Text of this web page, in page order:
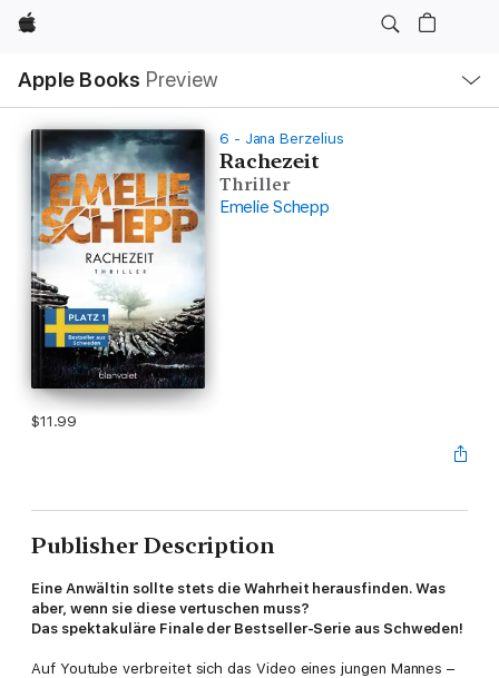
Apple
Apple Books Preview
Nav
Open
Menu
6 - Jana Berzelius
Rachezeit
Thriller
Emelie Schepp
$11.99
Publisher Description
Eine Anwältin sollte stets die Wahrheit herausfinden. Was
aber, wenn sie diese vertuschen muss?
Das spektakuläre Finale der Bestseller-Serie aus Schweden!
Auf Youtube verbreitet sich das Video eines jungen Mannes –